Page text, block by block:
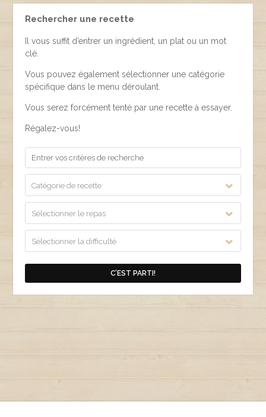
Rechercher une recette
Il vous suffit d’entrer un ingrédient, un plat ou un mot
clé.
Vous pouvez également sélectionner une catégorie
spécifique dans le menu déroulant.
Vous serez forcément tenté par une recette à essayer.
Régalez-vous!
Catégorie de recette
Sélectionner le repas
Sélectionner la difficulté